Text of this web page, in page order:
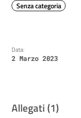
Senza categoria
Data:
2 Marzo 2023
Allegati (1)